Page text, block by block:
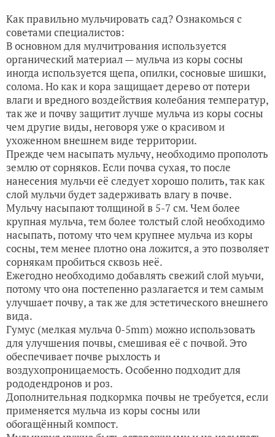
Как правильно мульчировать сад? Ознакомься с
советами специалистов:
В основном для мулчитрования используется
органический материал — мульча из коры сосны
иногда используется щепа, опилки, сосновые шишки,
солома. Но как и кора защищает дерево от потери
влаги и вредного воздействия колебания температур,
так же и почву защитит лучше мульча из коры сосны
чем другие виды, неговоря уже о красивом и
ухоженном внешнем виде территории.
Прежде чем насыпать мульчу, необходимо прополоть
землю от сорняков. Если почва сухая, то после
нанесения мульчи её следует хорошо полить, так как
слой мульчи будет задерживать влагу в почве.
Мульчу насыпают толщиной в 5-7 см. Чем более
крупная мульча, тем более толстый слой необходимо
насыпать, потому что чем крупнее мульча из коры
сосны, тем менее плотно она ложится, а это позволяет
сорнякам пробиться сквозь неё.
Ежегодно необходимо добавлять свежий слой муьчи,
потому что она постепенно разлагается и тем самым
улучшает почву, а так же для эстетического внешнего
вида.
Гумус (мелкая мульча 0-5mm) можно использовать
для улучшения почвы, смешивая её с почвой. Это
обеспечивает почве рыхлость и
воздухопроницаемость. Особенно подходит для
рододендронов и роз.
Дополнительная подкормка почвы не требуется, если
применяется мульча из коры сосны или
обогащённый компост.